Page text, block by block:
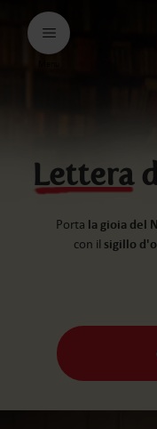
Lettera
Porta la gioia del
con il sigillo